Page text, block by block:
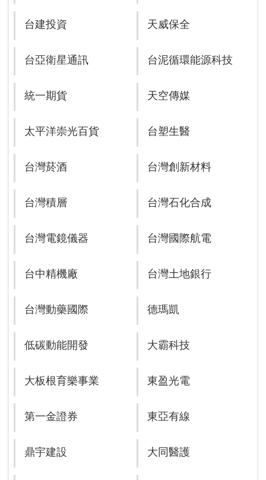
台建投資 天威保全
台亞衛星通訊 台泥循環能源科技
統一期貨 天空傳媒
太平洋崇光百貨 台塑生醫
台灣菸酒 台灣創新材料
台灣積層 台灣石化合成
台灣電鏡儀器 台灣國際航電
台中精機廠 台灣土地銀行
台灣動藥國際 德瑪凱
低碳動能開發 大霸科技
大板根育樂事業 東盈光電
第一金證券 東亞有線
鼎宇建設 大同醫護